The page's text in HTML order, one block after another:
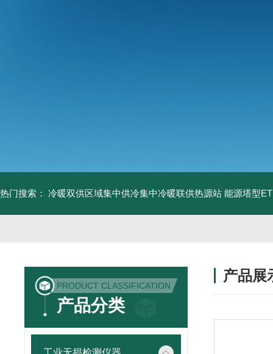
热门搜索： 冷暖双供区域集中供冷集中冷暖联供热源站 能源塔型
PRODUCT CLASSIFICATION
产品分类
产品展